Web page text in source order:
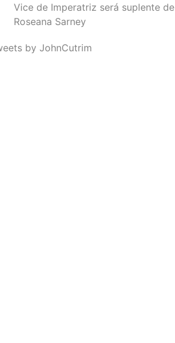
Vice de Imperatriz será suplente de
Roseana Sarney
by JohnCutrim